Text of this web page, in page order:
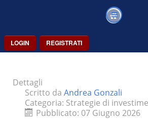
LOGIN REGISTRATI
Dettagli
Scritto da Andrea Gonzali
Categoria: Strategie di
Pubblicato: 07 Giugno 2026